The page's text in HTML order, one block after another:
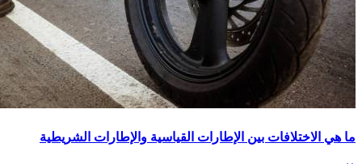
ما هي الاختلافات بين الإطارات القياسية والإطارات الشريطية